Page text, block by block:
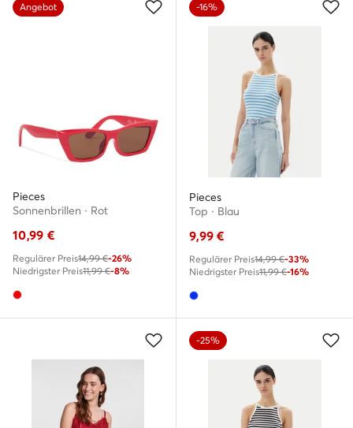
Angebot
Pieces
Sonnenbrillen · Rot
10,99 €
Regulärer Preis14,99 €-26%
Niedrigster Preis11,99 €-8%
-16%
Pieces
Top · Blau
9,99 €
Regulärer Preis14,99 €-33%
Niedrigster Preis11,99 €-16%
-25%